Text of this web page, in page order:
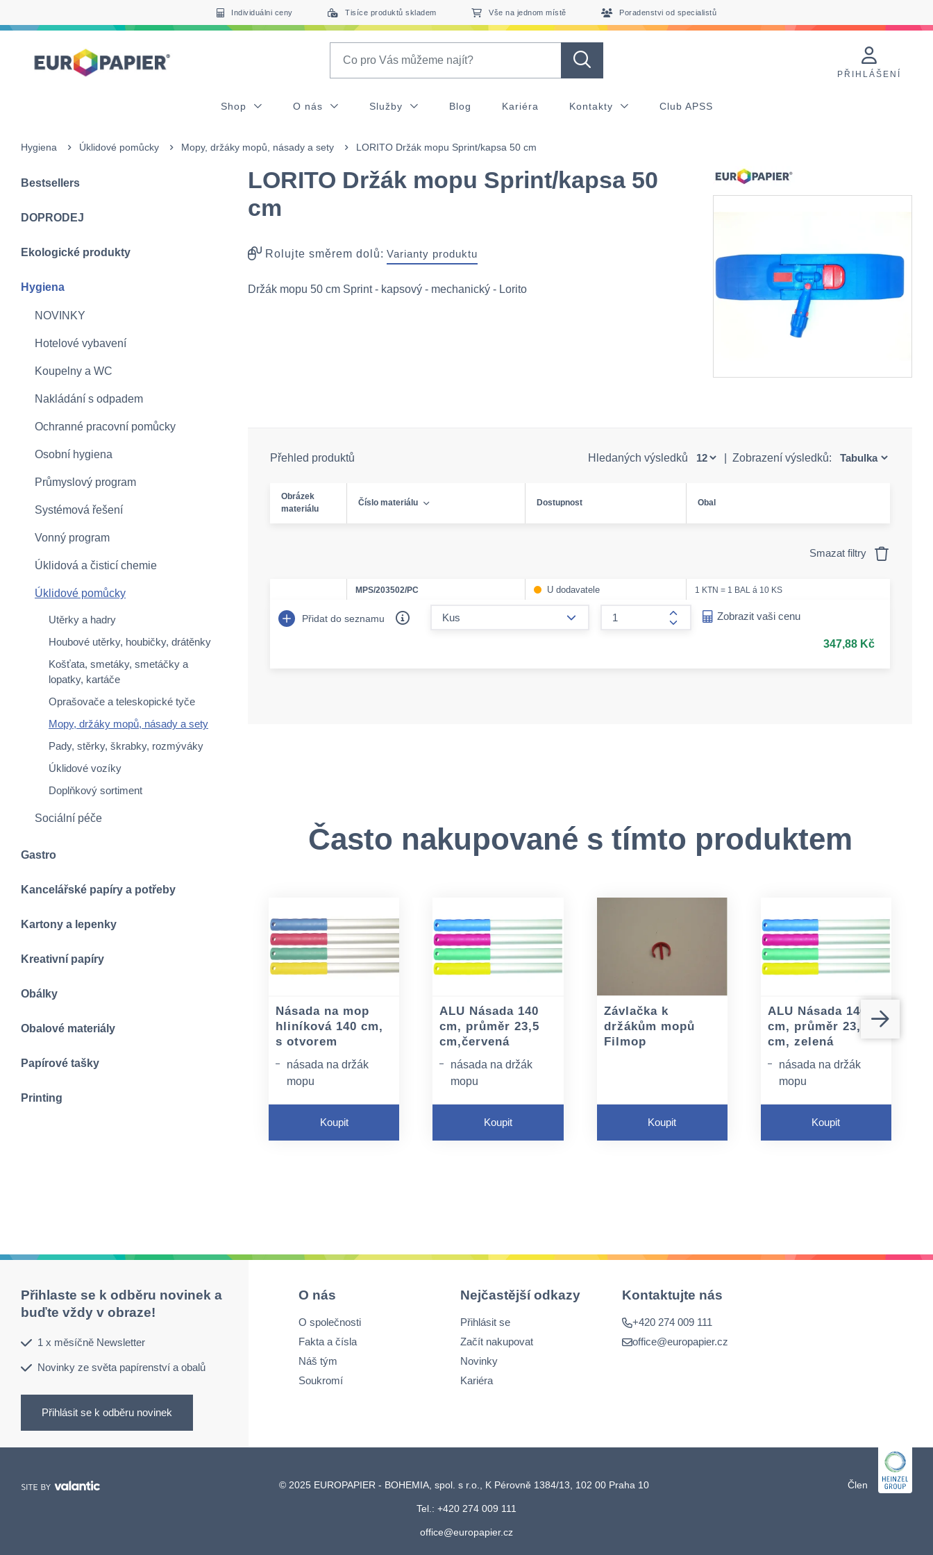
Individuálni ceny Tisíce produktů skladem Vše na jednom místě Poradenstvi od specialistů
PŘIHLÁŠENÍ
Shop O nás Služby Blog Kariéra Kontakty Club APSS
Hygiena Úklidové pomůcky Mopy, držáky mopů, násady a sety LORITO Držák mopu Sprint/kapsa 50 cm
Bestsellers
DOPRODEJ
Ekologické produkty
Hygiena
NOVINKY
Hotelové vybavení
Koupelny a WC
Nakládání s odpadem
Ochranné pracovní pomůcky
Osobní hygiena
Průmyslový program
Systémová řešení
Vonný program
Úklidová a čisticí chemie
Úklidové pomůcky
Utěrky a hadry
Houbové utěrky, houbičky, drátěnky
Košťata, smetáky, smetáčky a
lopatky, kartáče
Oprašovače a teleskopické tyče
Mopy, držáky mopů, násady a sety
Pady, stěrky, škrabky, rozmýváky
Úklidové vozíky
Doplňkový sortiment
Sociální péče
Gastro
Kancelářské papíry a potřeby
Kartony a lepenky
Kreativní papíry
Obálky
Obalové materiály
Papírové tašky
Printing
LORITO Držák mopu Sprint/kapsa 50
cm
Rolujte směrem dolů: Varianty produktu
Držák mopu 50 cm Sprint - kapsový - mechanický - Lorito
Přehled produktů Hledaných výsledků Zobrazení výsledků:
Obrázek
materiálu
Číslo materiálu Dostupnost Obal
Smazat filtry
MPS/203502/PC U dodavatele 1 KTN = 1 BAL á 10 KS
Přidat do seznamu
form.increase-amount
Zobrazit vaši cenu
347,88 Kč
Často nakupované s tímto produktem
Násada na mop
hliníková 140 cm,
s otvorem
násada na držák
mopu
průměr 23,5 cm
materiál:hliník
Koupit
ALU Násada 140
cm, průměr 23,5
cm,červená
násada na držák
mopu
průměr 23,5 cm
materiál:hliník
Koupit
Závlačka k
držákům mopů
Filmop
Koupit
ALU Násada 140
cm, průměr 23,5
cm, zelená
násada na držák
mopu
průměr 23,5 cm
materiál:hliník
Koupit
Přihlaste se k odběru novinek a
buďte vždy v obraze!
1 x měsíčně Newsletter
Novinky ze světa papírenství a obalů
Přihlásit se k odběru novinek
O nás
O společnosti
Fakta a čísla
Náš tým
Soukromí
Nejčastější odkazy
Přihlásit se
Začít nakupovat
Novinky
Kariéra
Kontaktujte nás
+420 274 009 111
office@europapier.cz
© 2025 EUROPAPIER - BOHEMIA, spol. s r.o., K Pérovně 1384/13, 102 00 Praha 10
Tel.: +420 274 009 111
office@europapier.cz
Člen